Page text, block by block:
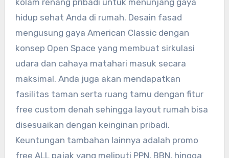
hidup sehat Anda di rumah. Desain fasad
mengusung gaya American Classic dengan
konsep Open Space yang membuat sirkulasi
udara dan cahaya matahari masuk secara
maksimal. Anda juga akan mendapatkan
fasilitas taman serta ruang tamu dengan fitur
free custom denah sehingga layout rumah bisa
disesuaikan dengan keinginan pribadi.
Keuntungan tambahan lainnya adalah promo
free ALL pajak yang meliputi PPN, BBN, hingga